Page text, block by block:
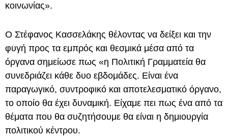
κοινωνίας».
Ο Στέφανος Κασσελάκης θέλοντας να δείξει και την
φυγή προς τα εμπρός και θεσμικά μέσα από τα
όργανα σημείωσε πως «η Πολιτική Γραμματεία θα
συνεδριάζει κάθε δυο εβδομάδες. Είναι ένα
παραγωγικό, συντροφικό και αποτελεσματικό όργανο,
το οποίο θα έχει δυναμική. Είχαμε πει πως ένα από τα
θέματα που θα συζητήσουμε θα είναι η δημιουργία
πολιτικού κέντρου.